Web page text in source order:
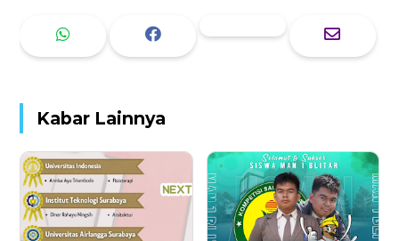
Kabar Lainnya